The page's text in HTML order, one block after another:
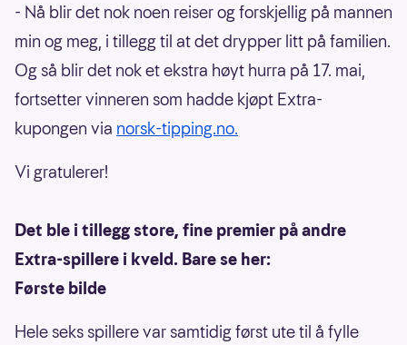
- Nå blir det nok noen reiser og forskjellig på mannen
min og meg, i tillegg til at det drypper litt på familien.
Og så blir det nok et ekstra høyt hurra på 17. mai,
fortsetter vinneren som hadde kjøpt Extra-
kupongen via norsk-tipping.no.
Vi gratulerer!
Det ble i tillegg store, fine premier på andre
Extra-spillere i kveld. Bare se her:
Første bilde
Hele seks spillere var samtidig først ute til å fylle